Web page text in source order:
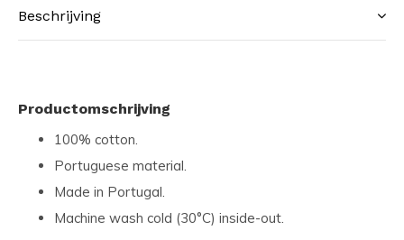
Beschrijving
Productomschrijving
100% cotton.
Portuguese material.
Made in Portugal.
Machine wash cold (30°C) inside-out.